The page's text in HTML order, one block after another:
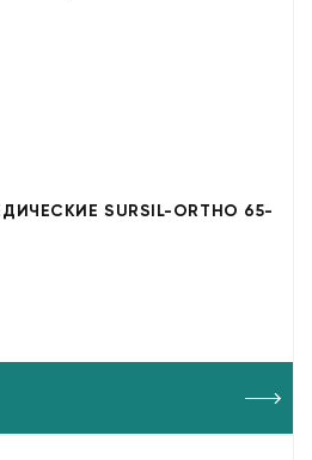
SURSIL-ORTHO 65-